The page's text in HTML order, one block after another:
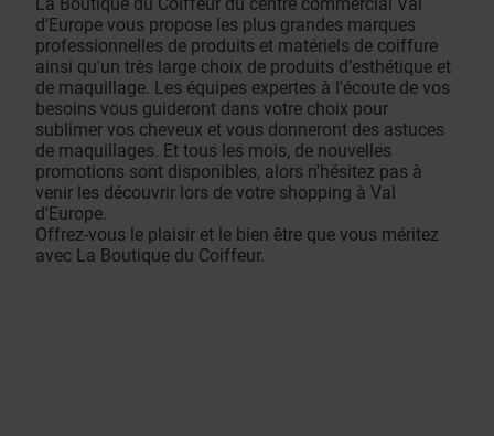
d'Europe vous propose les plus grandes marques
professionnelles de produits et matériels de coiffure
ainsi qu'un très large choix de produits d’esthétique et
de maquillage. Les équipes expertes à l'écoute de vos
besoins vous guideront dans votre choix pour
sublimer vos cheveux et vous donneront des astuces
de maquillages. Et tous les mois, de nouvelles
promotions sont disponibles, alors n'hésitez pas à
venir les découvrir lors de votre shopping à Val
d'Europe.
Offrez-vous le plaisir et le bien être que vous méritez
avec La Boutique du Coiffeur.